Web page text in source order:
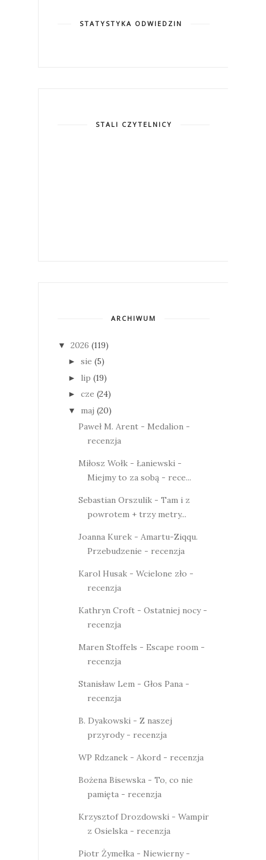
STATYSTYKA ODWIEDZIN
STALI CZYTELNICY
ARCHIWUM
▼ 2026 (119)
► sie (5)
► lip (19)
► cze (24)
▼ maj (20)
Paweł M. Arent - Medalion -
recenzja
Miłosz Wołk - Łaniewski -
Miejmy to za sobą - rece...
Sebastian Orszulik - Tam i z
powrotem + trzy metry...
Joanna Kurek - Amartu-Ziqqu.
Przebudzenie - recenzja
Karol Husak - Wcielone zło -
recenzja
Kathryn Croft - Ostatniej nocy -
recenzja
Maren Stoffels - Escape room -
recenzja
Stanisław Lem - Głos Pana -
recenzja
B. Dyakowski - Z naszej
przyrody - recenzja
WP Rdzanek - Akord - recenzja
Bożena Bisewska - To, co nie
pamięta - recenzja
Krzysztof Drozdowski - Wampir
z Osielska - recenzja
Piotr Żymełka - Niewierny -